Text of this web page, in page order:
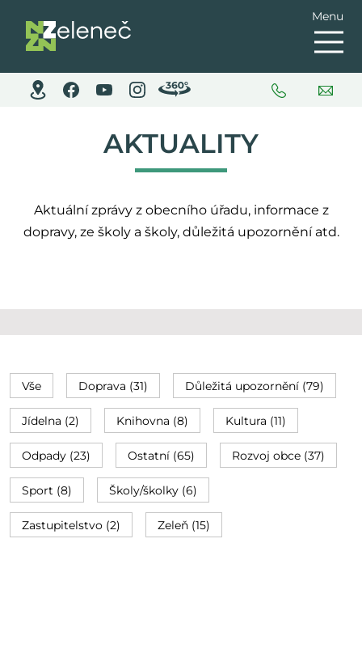
Menu
AKTUALITY
Aktuální zprávy z obecního úřadu, informace z
dopravy, ze školy a školy, důležitá upozornění atd.
Vše Doprava (31) Důležitá upozornění (79)
Jídelna (2) Knihovna (8) Kultura (11)
Odpady (23) Ostatní (65) Rozvoj obce (37)
Sport (8) Školy/školky (6)
Zastupitelstvo (2) Zeleň (15)